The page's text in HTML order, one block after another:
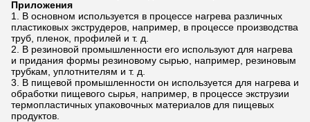
Приложения
В основном используется в процессе нагрева различных
пластиковых экструдеров, например, в процессе производства
труб, пленок, профилей и т. д.
В резиновой промышленности его используют для нагрева
и придания формы резиновому сырью, например, резиновым
трубкам, уплотнителям и т. д.
В пищевой промышленности он используется для нагрева и
обработки пищевого сырья, например, в процессе экструзии
термопластичных упаковочных материалов для пищевых
продуктов.